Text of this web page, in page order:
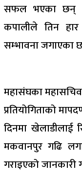
सफल भएका छन् भने
कपालीले तिन
सम्भावना जगाएका
महासंघका महासचिव
प्रतियोगिताको
दिनमा खेलाडीलाई
मकवानपुर गढि
गराइएको जानकारी